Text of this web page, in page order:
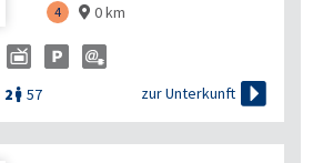
4  0 km
2  57 zur Unterkunft 